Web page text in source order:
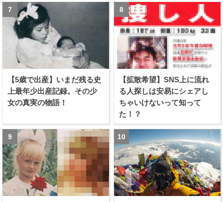
【5歳で出産】いまだ残る史
上最年少出産記録。その少
女の真実の物語！
【拡散希望】SNS上に流れ
る人探しは安易にシェアし
ちゃいけないって知って
た！？